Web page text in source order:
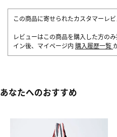
この商品に寄せられたカスタマーレビ
レビューはこの商品を購入した方の
イン後、マイページ内 購入履歴一覧
あなたへのおすすめ